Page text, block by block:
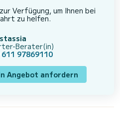
Verfügung, um Ihnen bei
zu helfen.
Berater(in)
97869110
Angebot anfordern